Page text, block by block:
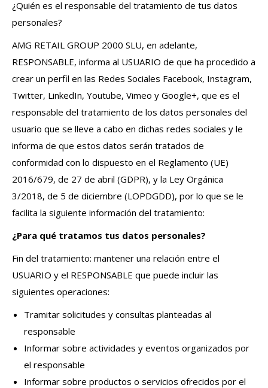
¿Quién es el responsable del tratamiento de tus datos
personales?
AMG RETAIL GROUP 2000 SLU, en adelante,
RESPONSABLE, informa al USUARIO de que ha procedido a
crear un perfil en las Redes Sociales Facebook, Instagram,
Twitter, LinkedIn, Youtube, Vimeo y Google+, que es el
responsable del tratamiento de los datos personales del
usuario que se lleve a cabo en dichas redes sociales y le
informa de que estos datos serán tratados de
conformidad con lo dispuesto en el Reglamento (UE)
2016/679, de 27 de abril (GDPR), y la Ley Orgánica
3/2018, de 5 de diciembre (LOPDGDD), por lo que se le
facilita la siguiente información del tratamiento:
¿Para qué tratamos tus datos personales?
Fin del tratamiento: mantener una relación entre el
USUARIO y el RESPONSABLE que puede incluir las
siguientes operaciones:
Tramitar solicitudes y consultas planteadas al
responsable
Informar sobre actividades y eventos organizados por
el responsable
Informar sobre productos o servicios ofrecidos por el